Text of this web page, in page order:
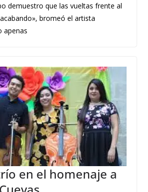
demuestro que las vueltas frente al
bromeó el artista
apenas
en el homenaje a